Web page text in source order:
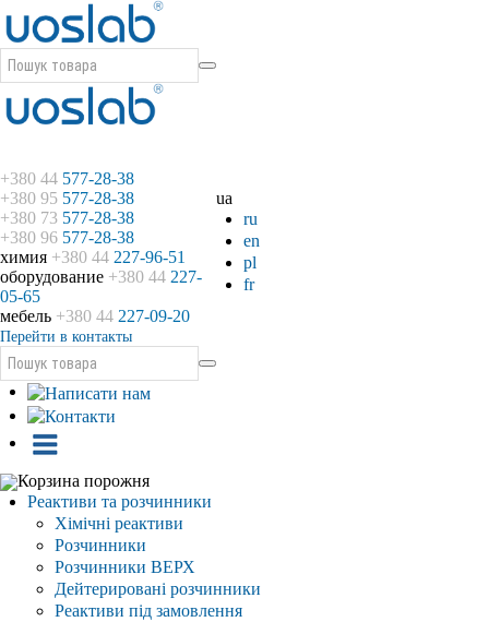
ua
ru
en
pl
fr
+380 44 577-28-38
+380 95 577-28-38
+380 73 577-28-38
+380 96 577-28-38
химия +380 44 227-96-51
оборудование +380 44 227-
05-65
мебель +380 44 227-09-20
Перейти в контакты
Корзина порожня
Реактиви та розчинники
Хімічні реактиви
Розчинники
Розчинники ВЕРХ
Дейтерировані розчинники
Реактиви під замовлення